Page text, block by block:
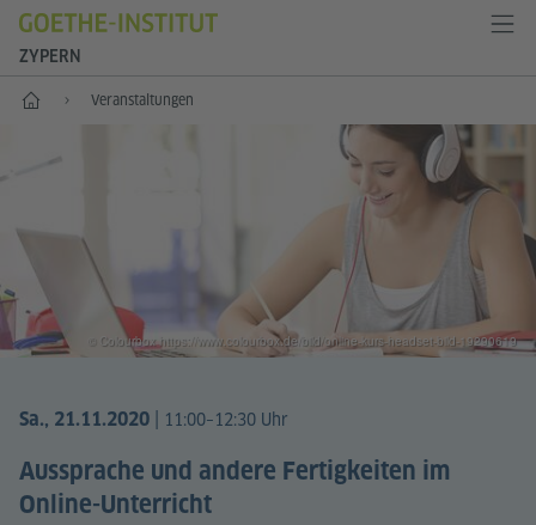
ZYPERN
Start Veranstaltungen
Sa., 21.11.2020 11:00–12:30 Uhr
Aussprache und andere Fertigkeiten im
Online-Unterricht
© Colourbox https://www.colourbox.de/bild/online-kurs-headset-bild-19290619